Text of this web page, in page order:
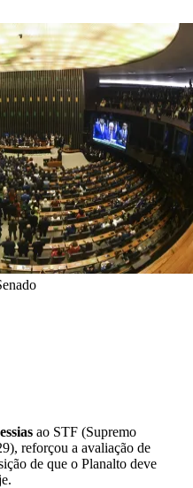
ao STF (Supremo
reforçou a avaliação de
de que o Planalto deve